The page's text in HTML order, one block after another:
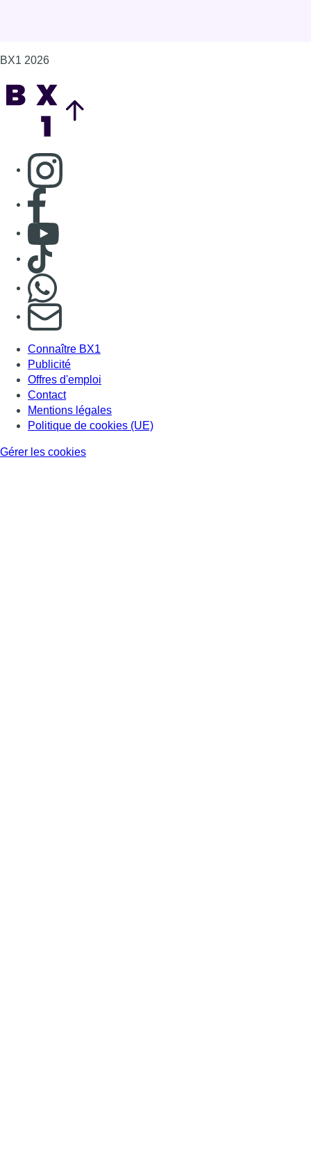
BX1 2026
Consulter page Instagram
Consulter page Facebook
Consulter Youtube
Consulter TikTok
S'abonner à notre newsletter
Connaître BX1
Publicité
Offres d'emploi
Contact
Mentions légales
Politique de cookies (UE)
Gérer les cookies